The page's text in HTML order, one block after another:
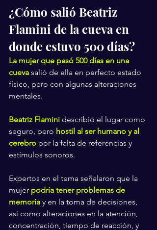
¿Cómo salió Beatriz
Flamini de la cueva en
donde estuvo 500 días?
La mujer que pasó 500 días en una
cueva salió de ella en perfecto estado
físico, pero con algunas alteraciones
mentales.
Beatriz Flamini describió el lugar como
seguro, pero hostil al ser humano y al
cerebro por la falta de referencias y
estímulos sonoros.
Expertos en el tema señalaron que la
mujer podría tener problemas de
memoria y en la toma de decisiones,
así como alteraciones en la atención,
concentración, tiempo de reacción, y